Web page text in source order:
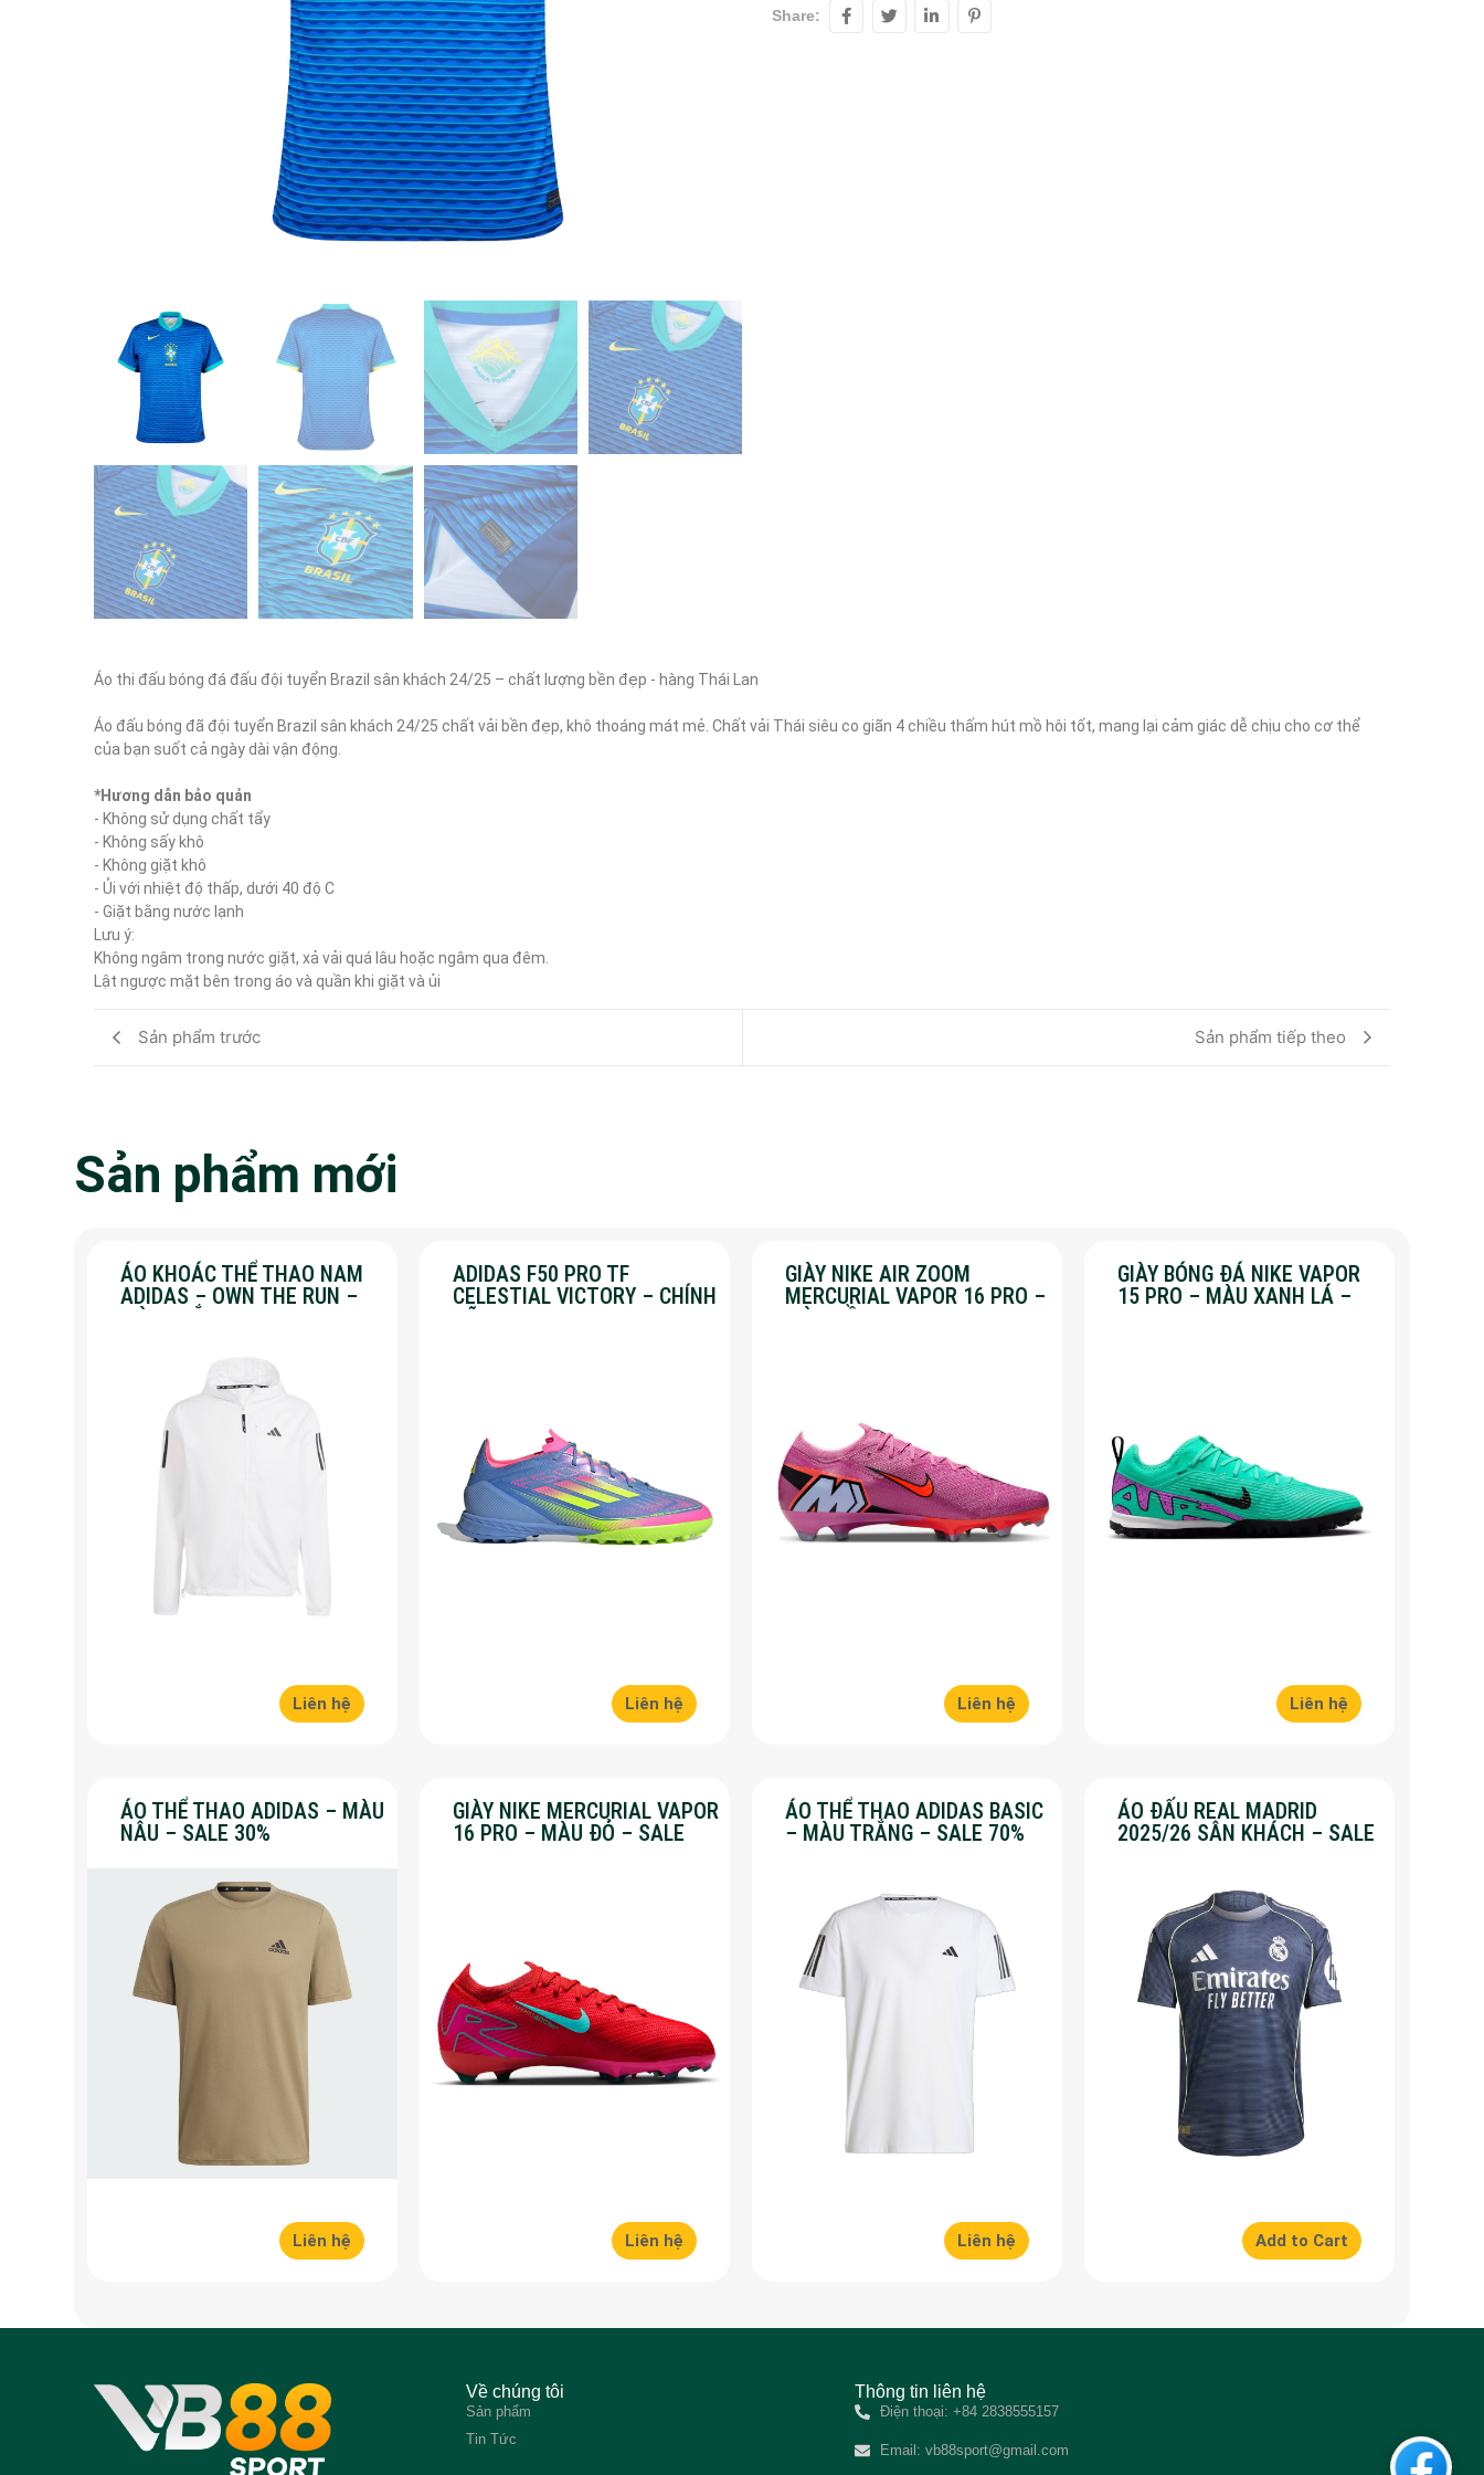
Share:
Áo thi đấu bóng đá đấu đội tuyển Brazil sân khách 24/25 – chất lượng bền đẹp - hàng Thái Lan
Áo đấu bóng đã đội tuyển Brazil sân khách 24/25 chất vải bền đẹp, khô thoáng mát mẻ. Chất vải Thái siêu co giãn 4 chiều thấm hút mồ hôi tốt, mang lại cảm giác dễ chịu cho cơ thể
của bạn suốt cả ngày dài vận động.
*Hương dẫn bảo quản
- Không sử dụng chất tẩy
- Không sấy khô
- Không giặt khô
- Ủi với nhiệt độ thấp, dưới 40 độ C
- Giặt bằng nước lạnh
Lưu ý:
Không ngâm trong nước giặt, xả vải quá lâu hoặc ngâm qua đêm.
Lật ngược mặt bên trong áo và quần khi giặt và ủi
Sản phẩm trước Sản phẩm tiếp theo
Sản phẩm mới
ÁO KHOÁC THỂ THAO NAM
ADIDAS – OWN THE RUN –
MÀU TRẮNG
Liên hệ
ADIDAS F50 PRO TF
CELESTIAL VICTORY – CHÍNH
HÃNG – SALE 30%
Liên hệ
GIÀY NIKE AIR ZOOM
MERCURIAL VAPOR 16 PRO –
MÀU HỒNG – SALE 50%
Liên hệ
GIÀY BÓNG ĐÁ NIKE VAPOR
15 PRO – MÀU XANH LÁ –
Liên hệ
ÁO THỂ THAO ADIDAS – MÀU
NÂU – SALE 30%
Liên hệ
GIÀY NIKE MERCURIAL VAPOR
16 PRO – MÀU ĐỎ – SALE
Liên hệ
ÁO THỂ THAO ADIDAS BASIC
– MÀU TRẮNG – SALE 70%
Liên hệ
ÁO ĐẤU REAL MADRID
2025/26 SÂN KHÁCH – SALE
Add to Cart
Về chúng tôi
Sản phẩm
Tin Tức
Thông tin liên hệ
Điện thoại: +84 2838555157
Email: vb88sport@gmail.com